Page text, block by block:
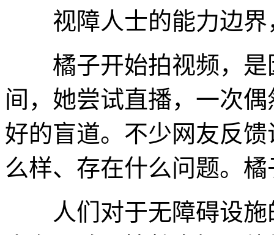
视障人士的能力边界
橘子开始拍视频，是
间，她尝试直播，一次
好的盲道。不少网友反
么样、存在什么问题。
人们对于无障碍设施